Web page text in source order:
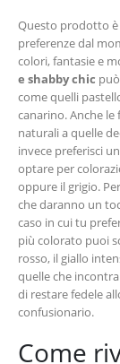
Questo prodotto
preferenze dal
colori, fantasie e
e shabby chic
come quelli
canarino. Anche
naturali a quelle
invece preferisci
optare per
oppure il grigio.
che daranno un
caso in cui tu
più colorato puoi
rosso, il giallo
quelle che
di restare fedele
confusionario.
Come